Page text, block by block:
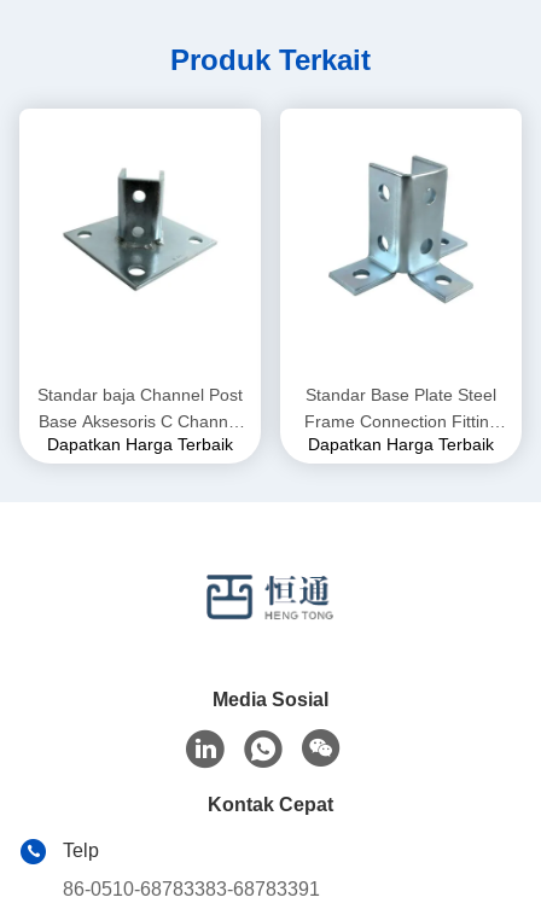
Produk Terkait
Standar baja Channel Post
Base Aksesoris C Channel
1-5/8 "
Dapatkan Harga Terbaik
Standar Base Plate Steel
Frame Connection Fitting
Untuk Saluran 15-20Kg
Dapatkan Harga Terbaik
Media Sosial
Kontak Cepat
Telp
86-0510-68783383-68783391